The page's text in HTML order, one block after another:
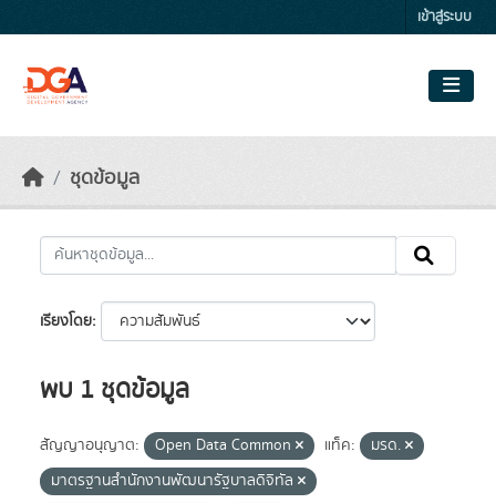
เข้าสู่ระบบ
ชุดข้อมูล
เรียงโดย
พบ 1 ชุดข้อมูล
สัญญาอนุญาต: Open Data Common แท็ค:
มรด.
มาตรฐานสำนักงานพัฒนารัฐบาลดิจิทัล